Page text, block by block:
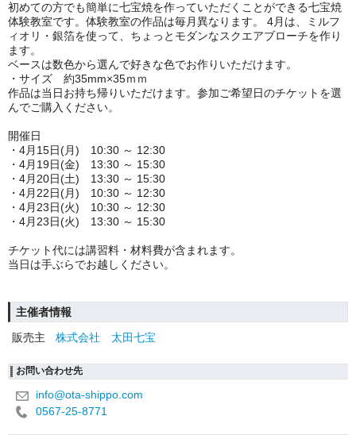
初めての方でも簡単に七宝焼を作っていただくことができる七宝焼
体験教室です。 体験教室の作品は毎月異なります。 4月は、
ミルフ
ィオリ・銀箔を使って、ちょっとモダンなスクエアブローチを作り
ます。
ベースは数色から選んで好きな色でお作りいただけます。
・サイズ 約35mm×35ｍｍ
作品は当日お持ち帰りいただけます。 参加ご希望日のチケットを選
んでご購入ください。
開催日
・ 4月15日(月) 10:30 ～ 12:30
・ 4月19日(金) 13:30 ～ 15:30
・ 4月20日(土) 13:30 ～ 15:30
・ 4月22日(月) 10:30 ～ 12:30
・ 4月23日(火) 10:30 ～ 12:30
・ 4月23日(火) 13:30 ～ 15:30
チケット代には講習料・材料費が含まれます。
当日は手ぶらでお越しください。
主催者情報
販売主
株式会社 太田七宝
お問い合わせ先
info@ota-shippo.com
0567-25-8771